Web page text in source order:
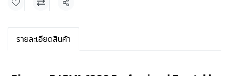
แชร์
รายละเอียดสินค้า